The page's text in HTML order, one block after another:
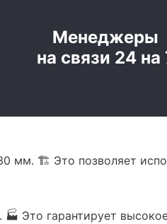
Менеджеры
на связи 24 на
мм. 🏗️ Это позволяет
Это гарантирует